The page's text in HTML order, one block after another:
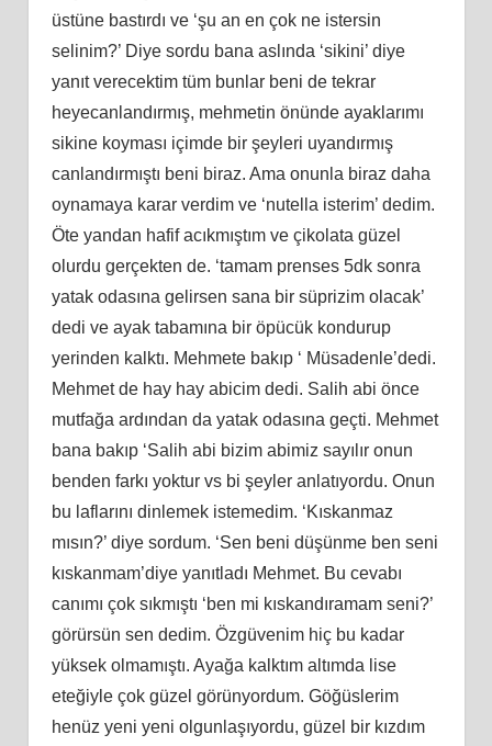
üstüne bastırdı ve ‘şu an en çok ne istersin
selinim?’ Diye sordu bana aslında ‘sikini’ diye
yanıt verecektim tüm bunlar beni de tekrar
heyecanlandırmış, mehmetin önünde ayaklarımı
sikine koyması içimde bir şeyleri uyandırmış
canlandırmıştı beni biraz. Ama onunla biraz daha
oynamaya karar verdim ve ‘nutella isterim’ dedim.
Öte yandan hafif acıkmıştım ve çikolata güzel
olurdu gerçekten de. ‘tamam prenses 5dk sonra
yatak odasına gelirsen sana bir süprizim olacak’
dedi ve ayak tabamına bir öpücük kondurup
yerinden kalktı. Mehmete bakıp ‘ Müsadenle’dedi.
Mehmet de hay hay abicim dedi. Salih abi önce
mutfağa ardından da yatak odasına geçti. Mehmet
bana bakıp ‘Salih abi bizim abimiz sayılır onun
benden farkı yoktur vs bi şeyler anlatıyordu. Onun
bu laflarını dinlemek istemedim. ‘Kıskanmaz
mısın?’ diye sordum. ‘Sen beni düşünme ben seni
kıskanmam’diye yanıtladı Mehmet. Bu cevabı
canımı çok sıkmıştı ‘ben mi kıskandıramam seni?’
görürsün sen dedim. Özgüvenim hiç bu kadar
yüksek olmamıştı. Ayağa kalktım altımda lise
eteğiyle çok güzel görünyordum. Göğüslerim
henüz yeni yeni olgunlaşıyordu, güzel bir kızdım